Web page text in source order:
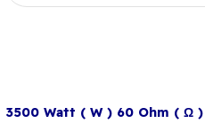
3500 Watt ( W ) 60 Ohm ( Ω